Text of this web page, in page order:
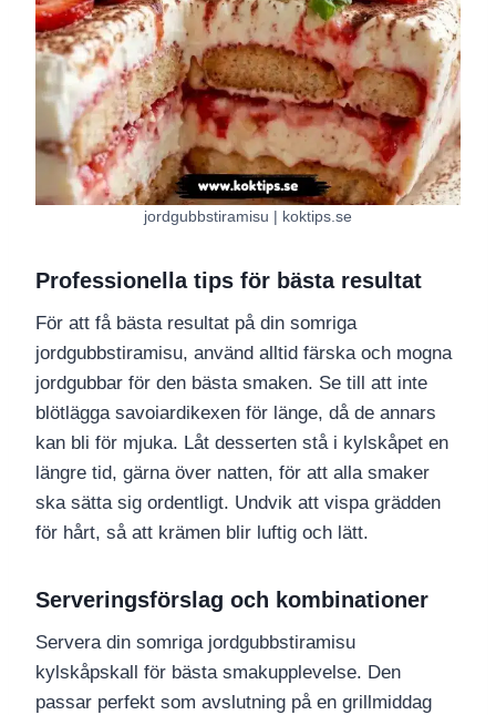
jordgubbstiramisu | koktips.se
Professionella tips för bästa resultat
För att få bästa resultat på din somriga
jordgubbstiramisu, använd alltid färska och mogna
jordgubbar för den bästa smaken. Se till att inte
blötlägga savoiardikexen för länge, då de annars
kan bli för mjuka. Låt desserten stå i kylskåpet en
längre tid, gärna över natten, för att alla smaker
ska sätta sig ordentligt. Undvik att vispa grädden
för hårt, så att krämen blir luftig och lätt.
Serveringsförslag och kombinationer
Servera din somriga jordgubbstiramisu
kylskåpskall för bästa smakupplevelse. Den
passar perfekt som avslutning på en grillmiddag